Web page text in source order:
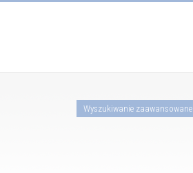
Wyszukiwanie zaawansowane